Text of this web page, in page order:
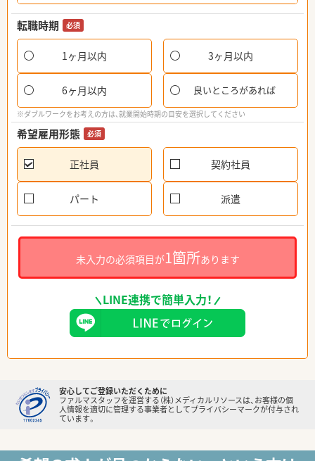
転職時期 必須
1ヶ月以内 3ヶ月以内
6ヶ月以内 良いところがあれば
※ダブルワークをお考えの方は、就業開始時期の目安を選択してください
希望雇用形態 必須
正社員 契約社員
パート 派遣
未入力の必須項目が1箇所あります
LINE連携で簡単入力！
安心してご登録いただくために
ファルマスタッフを運営する（株）メディカルリソースは、お客様の個
人情報を適切に管理する事業者としてプライバシーマークが付与され
ています。